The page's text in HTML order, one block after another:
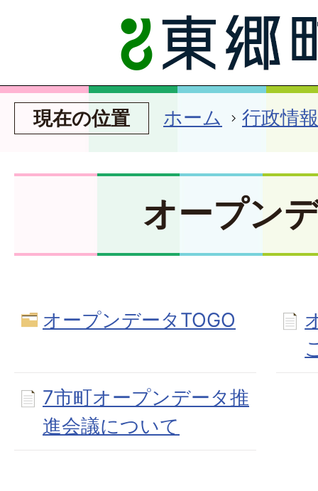
現在の位置 ホーム 行政情報
オープン
オープンデータTOGO
7市町オープンデータ推
進会議について